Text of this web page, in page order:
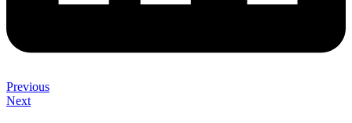
Previous
Next